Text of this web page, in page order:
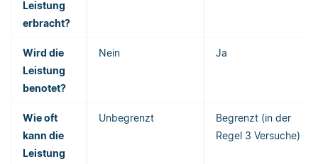
Leistung
erbracht?
Wird die
Leistung
benotet?
Nein Ja
Wie oft
kann die
Leistung
Unbegrenzt
Begrenzt (in der
Regel 3 Versuche)